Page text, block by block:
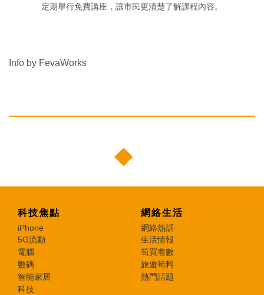
定期舉行免費講座，讓市民更清楚了解課程內容。
Info by FevaWorks
科技焦點
iPhone
5G流動
電腦
數碼
智能家居
科技
網絡生活
網絡熱話
生活情報
筍買着數
旅遊筍料
熱門話題